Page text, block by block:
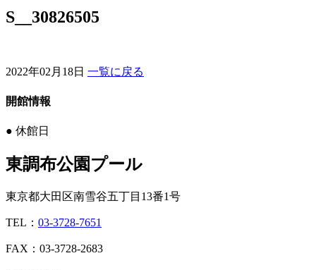
S__30826505
2022年02月18日 一覧に戻る
開館情報
● 休館日
東調布公園プール
東京都大田区南雪谷五丁目13番1号
TEL： 03-3728-7651
FAX：03-3728-2683